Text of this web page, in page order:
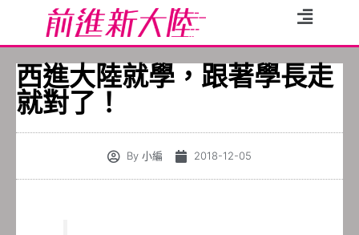
西進大陸就學，跟著學長走
就對了！
By 小編 2018-12-05